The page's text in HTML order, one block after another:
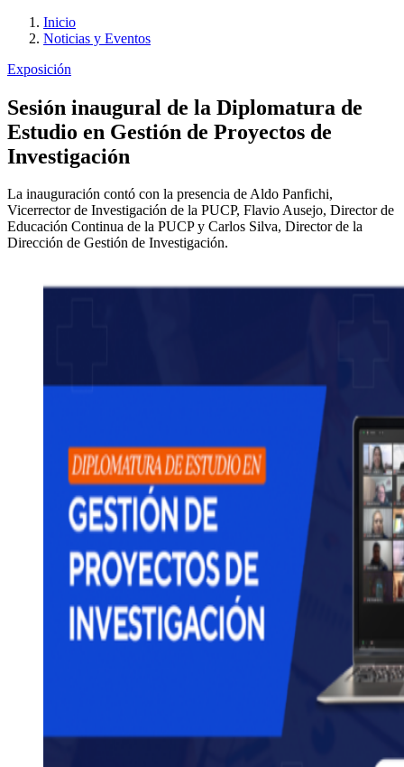
Inicio
Noticias y Eventos
Exposición
Sesión inaugural de la Diplomatura de
Estudio en Gestión de Proyectos de
Investigación
La inauguración contó con la presencia de Aldo Panfichi,
Vicerrector de Investigación de la PUCP, Flavio Ausejo, Director de
Educación Continua de la PUCP y Carlos Silva, Director de la
Dirección de Gestión de Investigación.